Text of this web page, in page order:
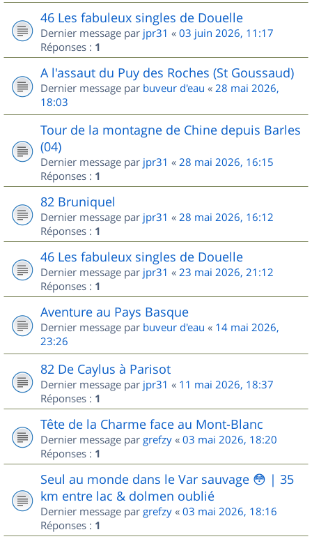
46 Les fabuleux singles de Douelle
Dernier message par jpr31 « 03 juin 2026, 11:17
Réponses : 1
A l'assaut du Puy des Roches (St Goussaud)
Dernier message par buveur d'eau « 28 mai 2026,
18:03
Tour de la montagne de Chine depuis Barles
(04)
Dernier message par jpr31 « 28 mai 2026, 16:15
Réponses : 1
82 Bruniquel
Dernier message par jpr31 « 28 mai 2026, 16:12
Réponses : 1
46 Les fabuleux singles de Douelle
Dernier message par jpr31 « 23 mai 2026, 21:12
Réponses : 1
Aventure au Pays Basque
Dernier message par buveur d'eau « 14 mai 2026,
23:26
82 De Caylus à Parisot
Dernier message par jpr31 « 11 mai 2026, 18:37
Réponses : 1
Tête de la Charme face au Mont-Blanc
Dernier message par grefzy « 03 mai 2026, 18:20
Réponses : 1
Seul au monde dans le Var sauvage 😳 | 35
km entre lac & dolmen oublié
Dernier message par grefzy « 03 mai 2026, 18:16
Réponses : 1